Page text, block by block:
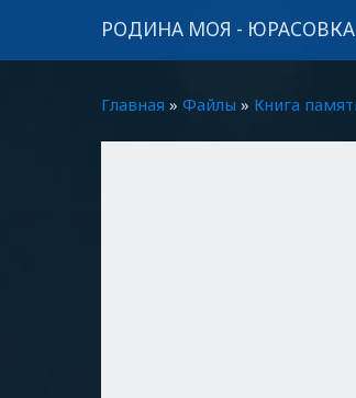
РОДИНА МОЯ - ЮРАСОВКА
Главная » Файлы » Книга